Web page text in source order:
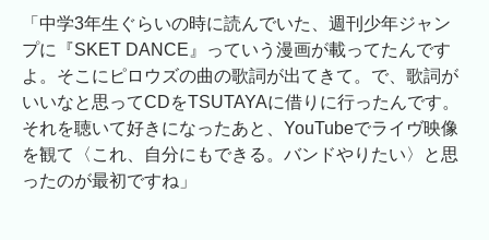
「中学3年生ぐらいの時に読んでいた、週刊少年ジャン
プに『SKET DANCE』っていう漫画が載ってたんです
よ。そこにピロウズの曲の歌詞が出てきて。で、歌詞が
いいなと思ってCDをTSUTAYAに借りに行ったんです。
それを聴いて好きになったあと、YouTubeでライヴ映像
を観て〈これ、自分にもできる。バンドやりたい〉と思
ったのが最初ですね」